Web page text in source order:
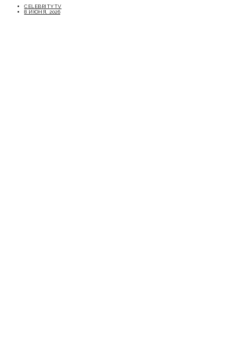
CELEBRITYTV
8 ИЮНЯ, 2026